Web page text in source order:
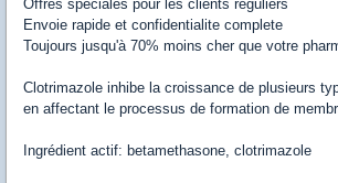
Offres spéciales pour les clients réguliers
Envoie rapide et confidentialite complete
Toujours jusqu'à 70% moins cher que votre
Clotrimazole inhibe la croissance de plusieurs
en affectant le processus de formation de
Ingrédient actif: betamethasone, clotrimazole